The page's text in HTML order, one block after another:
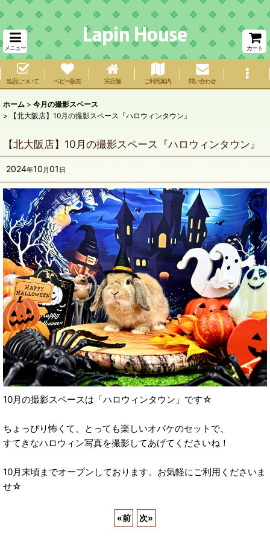
メニュー カート
当店について ベビー販売 実店舗 ご利用案内 問い合わせ
ホーム > 今月の撮影スペース
>
【北大阪店】10月の撮影スペース『ハロウィンタウン』
【北大阪店】10月の撮影スペース『ハロウィンタウン』
2024年10 月01 日
10月の撮影スペースは「ハロウィンタウン」です☆
ちょっぴり怖くて、とっても楽しいオバケのセットで、
すてきなハロウィン写真を撮影してあげてくださいね！
10月末頃までオープンしております。お気軽にご利用くださいま
せ☆
«前 次»